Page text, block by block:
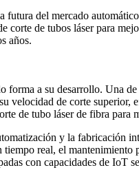
del mercado
corte de tubos láser para
años.
a su desarrollo. Una
de corte superior,
de tubo láser de fibra
y la fabricación
real, el
con capacidades de IoT